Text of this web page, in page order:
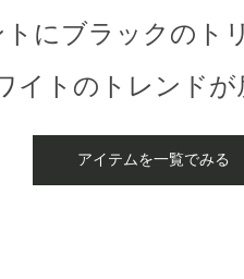
にブラックの ト
イトのトレンドが
アイテムを一覧でみる